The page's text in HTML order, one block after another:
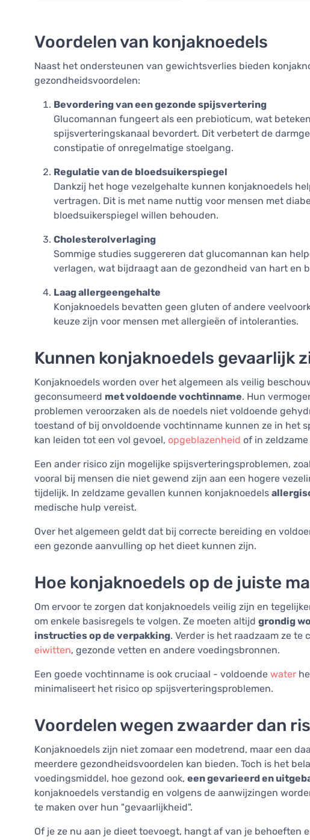
Voordelen van konjaknoedels
Naast het ondersteunen van gewichtsverlies bieden
gezondheidsvoordelen:
Bevordering van een gezonde spijsvertering
Glucomannan fungeert als een prebioticum, wat
spijsverteringskanaal bevordert. Dit verbetert de
constipatie of onregelmatige stoelgang.
Regulatie van de bloedsuikerspiegel
Dankzij het hoge vezelgehalte kunnen konjaknoedels
vertragen. Dit is met name nuttig voor mensen met
bloedsuikerspiegel willen behouden.
Cholesterolverlaging
Sommige studies suggereren dat glucomannan kan
verlagen, wat bijdraagt aan de gezondheid van hart en
Laag allergeengehalte
Konjaknoedels bevatten geen gluten of andere
keuze zijn voor mensen met allergieën of intoleranties.
Kunnen konjaknoedels gevaarlijk
Konjaknoedels worden over het algemeen als veilig
geconsumeerd met voldoende vochtinname. Hun
problemen veroorzaken als de noedels niet voldoende
toestand of bij onvoldoende vochtinname kunnen ze in het
kan leiden tot een vol gevoel, opgeblazenheid of in
Een ander risico zijn mogelijke spijsverteringsproblemen,
vooral bij mensen die niet gewend zijn aan een hogere
tijdelijk. In zeldzame gevallen kunnen konjaknoedels
medische hulp vereist.
Over het algemeen geldt dat bij correcte bereiding en
een gezonde aanvulling op het dieet kunnen zijn.
Hoe konjaknoedels op de juiste
Om ervoor te zorgen dat konjaknoedels veilig zijn en
om enkele basisregels te volgen. Ze moeten altijd grondig
instructies op de verpakking. Verder is het raadzaam ze
eiwitten, gezonde vetten en andere voedingsbronnen.
Een goede vochtinname is ook cruciaal - voldoende water
minimaliseert het risico op spijsverteringsproblemen.
Voordelen wegen zwaarder dan
Konjaknoedels zijn niet zomaar een modetrend, maar een
meerdere gezondheidsvoordelen kan bieden. Toch is het
voedingsmiddel, hoe gezond ook, een gevarieerd en
konjaknoedels verstandig en volgens de aanwijzingen
te maken over hun "gevaarlijkheid".
Of je ze nu aan je dieet toevoegt, hangt af van je behoeften